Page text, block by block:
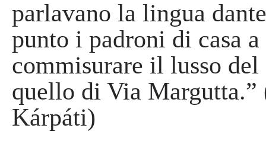
parlavano la lingua
punto i padroni di casa
commisurare il lusso
quello di Via
Kárpáti)